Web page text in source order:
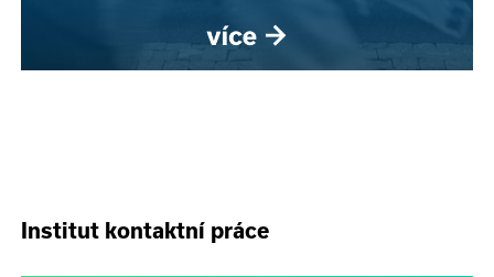
Institut kontaktní práce